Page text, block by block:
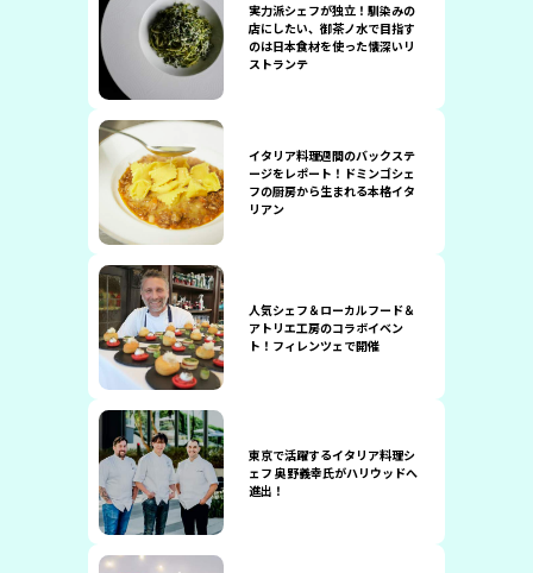
実力派シェフが独立！馴染みの
店にしたい、御茶ノ水で目指す
のは日本食材を使った懐深いリ
ストランテ
イタリア料理週間のバックステ
ージをレポート！ドミンゴシェ
フの厨房から生まれる本格イタ
リアン
人気シェフ＆ローカルフード＆
アトリエ工房のコラボイベン
ト！フィレンツェで開催
東京で活躍するイタリア料理シ
ェフ 奥野義幸氏がハリウッドへ
進出！